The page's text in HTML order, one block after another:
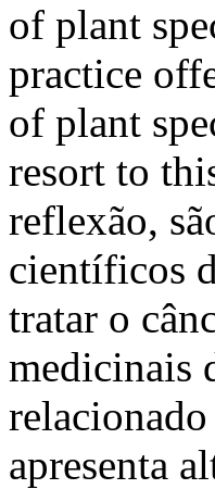
of plant
practice
of plant
resort to
reflexão,
científicos
tratar o
medicinais
relacionado
apresenta